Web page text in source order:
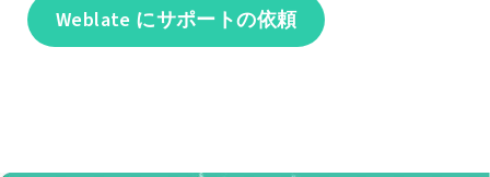
Weblate にサポートの依頼